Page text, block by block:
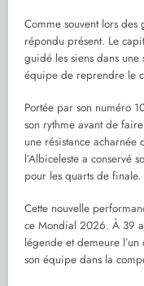
Comme souvent lors des
répondu présent. Le
guidé les siens dans une
équipe de reprendre le
Portée par son numéro
son rythme avant de
une résistance acharnée
l’Albiceleste a conservé
pour les quarts de finale.
Cette nouvelle
ce Mondial 2026. À 39
légende et demeure
son équipe dans la